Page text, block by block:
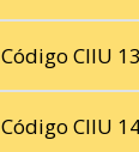
Código CIIU
Código CIIU